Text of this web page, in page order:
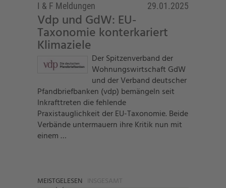
I & F Meldungen 29.01.2025
Vdp und GdW: EU-
Taxonomie konterkariert
Klimaziele
Der Spitzenverband der
Wohnungswirtschaft GdW
und der Verband deutscher
Pfandbriefbanken (vdp) bemängeln seit
Inkrafttreten die fehlende
Praxistauglichkeit der EU-Taxonomie. Beide
Verbände untermauern ihre Kritik nun mit
einem …
MEISTGELESEN INSGESAMT